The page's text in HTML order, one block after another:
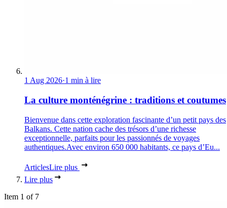
1 Aug 2026·1 min à lire
La culture monténégrine : traditions et coutumes
Bienvenue dans cette exploration fascinante d’un petit pays des
Balkans. Cette nation cache des trésors d’une richesse
exceptionnelle, parfaits pour les passionnés de voyages
authentiques.Avec environ 650 000 habitants, ce pays d’Eu...
ArticlesLire plus
Lire plus
Item 1 of 7